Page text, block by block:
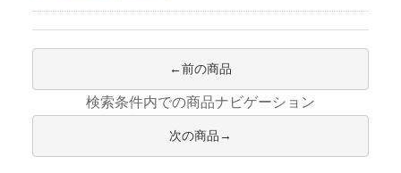
前の商品
検索条件内での商品ナビゲーション
次の商品